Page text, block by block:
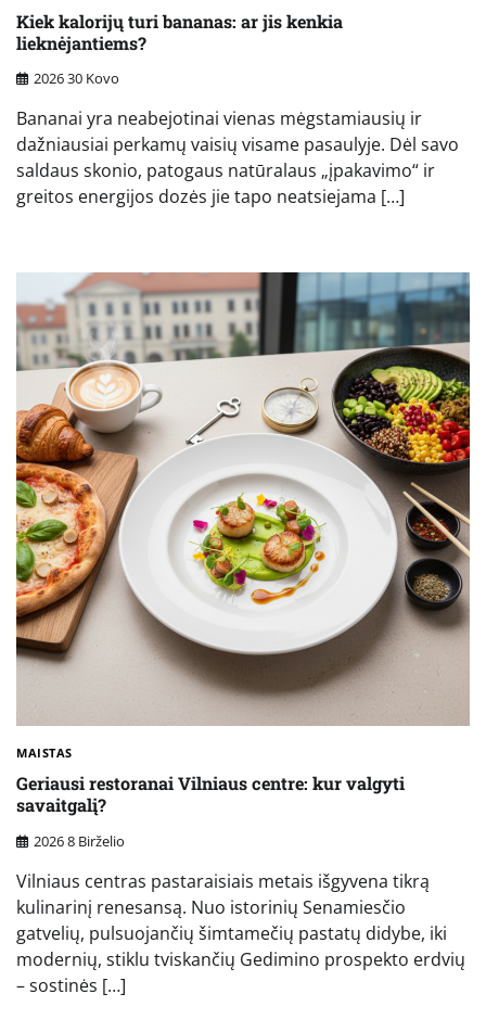
Kiek kalorijų turi bananas: ar jis kenkia
lieknėjantiems?
2026 30 Kovo
Bananai yra neabejotinai vienas mėgstamiausių ir
dažniausiai perkamų vaisių visame pasaulyje. Dėl savo
saldaus skonio, patogaus natūralaus „įpakavimo“ ir
greitos energijos dozės jie tapo neatsiejama […]
MAISTAS
Geriausi restoranai Vilniaus centre: kur valgyti
savaitgalį?
2026 8 Birželio
Vilniaus centras pastaraisiais metais išgyvena tikrą
kulinarinį renesansą. Nuo istorinių Senamiesčio
gatvelių, pulsuojančių šimtamečių pastatų didybe, iki
modernių, stiklu tviskančių Gedimino prospekto erdvių
– sostinės […]